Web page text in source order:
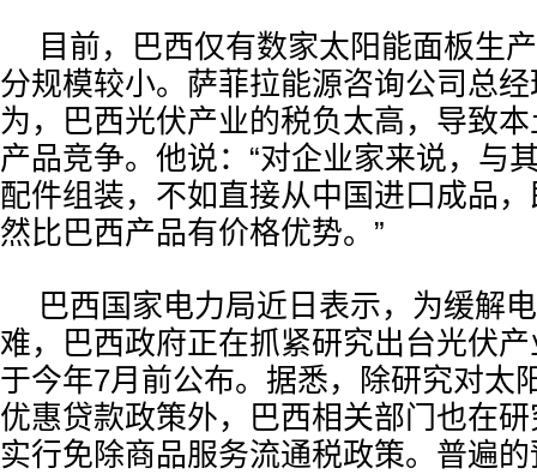
目前，巴西仅有数家太阳能面板生
分规模较小。萨菲拉能源咨询公司总经
为，巴西光伏产业的税负太高，导致
产品竞争。他说：“对企业家来说，与
配件组装，不如直接从中国进口成品
然比巴西产品有价格优势。”
巴西国家电力局近日表示，为缓解
难，巴西政府正在抓紧研究出台光伏
于今年7月前公布。据悉，除研究对太
优惠贷款政策外，巴西相关部门也在
实行免除商品服务流通税政策。普遍